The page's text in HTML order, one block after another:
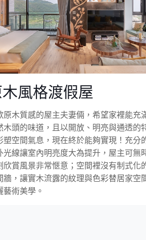
木風格渡假屋
原木質感的屋主夫妻倆，希望家裡能充
木頭的味道，且以開放、明亮與通透的
塑空間氣息，現在終於能夠實現！充分
光線讓室內明亮度大為提升，屋主可無
欣賞風景非常愜意；空間裡沒有制式化
牆，讓實木流露的紋理與色彩替居家空
藝術美學。